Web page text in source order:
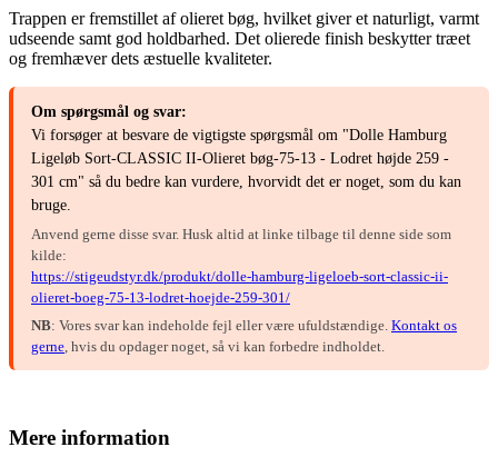
Trappen er fremstillet af olieret bøg, hvilket giver et naturligt, varmt
udseende samt god holdbarhed. Det olierede finish beskytter træet
og fremhæver dets æstuelle kvaliteter.
Om spørgsmål og svar:
Vi forsøger at besvare de vigtigste spørgsmål om "Dolle Hamburg
Ligeløb Sort-CLASSIC II-Olieret bøg-75-13 - Lodret højde 259 -
301 cm" så du bedre kan vurdere, hvorvidt det er noget, som du kan
bruge.
Anvend gerne disse svar. Husk altid at linke tilbage til denne side som
kilde:
https://stigeudstyr.dk/produkt/dolle-hamburg-ligeloeb-sort-classic-ii-
olieret-boeg-75-13-lodret-hoejde-259-301/
NB: Vores svar kan indeholde fejl eller være ufuldstændige. Kontakt os
gerne, hvis du opdager noget, så vi kan forbedre indholdet.
Mere information